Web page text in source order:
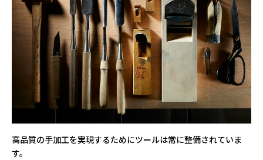
高品質の手加工を実現するためにツールは常に整備されていま
す。